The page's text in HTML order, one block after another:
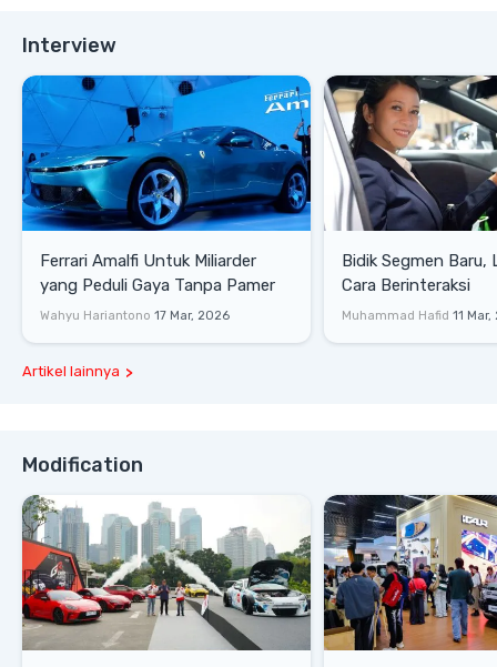
Interview
Ferrari Amalfi Untuk Miliarder
yang Peduli Gaya Tanpa Pamer
Wahyu Hariantono 17 Mar, 2026
Bidik Segmen Baru,
Cara Berinteraksi
Muhammad Hafid 11
Artikel lainnya
Modification